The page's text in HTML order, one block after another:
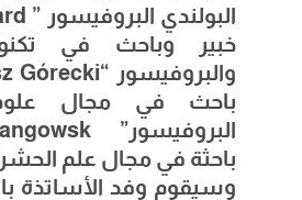
خبير وباحث في
باحث في مجال علوم
باحثة في مجال علم
وسيقوم وفد الأساتذة